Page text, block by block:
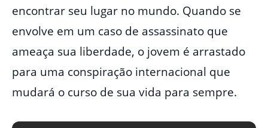
encontrar seu lugar no mundo. Quando se
envolve em um caso de assassinato que
ameaça sua liberdade, o jovem é arrastado
para uma conspiração internacional que
mudará o curso de sua vida para sempre.